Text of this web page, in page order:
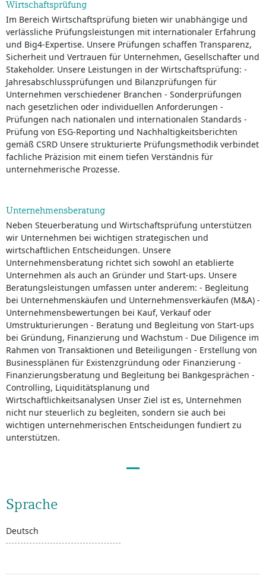
Wirtschaftsprüfung
Im Bereich Wirtschaftsprüfung bieten wir unabhängige und
verlässliche Prüfungsleistungen mit internationaler Erfahrung
und Big4-Expertise. Unsere Prüfungen schaffen Transparenz,
Sicherheit und Vertrauen für Unternehmen, Gesellschafter und
Stakeholder. Unsere Leistungen in der Wirtschaftsprüfung: -
Jahresabschlussprüfungen und Bilanzprüfungen für
Unternehmen verschiedener Branchen - Sonderprüfungen
nach gesetzlichen oder individuellen Anforderungen -
Prüfungen nach nationalen und internationalen Standards -
Prüfung von ESG-Reporting und Nachhaltigkeitsberichten
gemäß CSRD Unsere strukturierte Prüfungsmethodik verbindet
fachliche Präzision mit einem tiefen Verständnis für
unternehmerische Prozesse.
Unternehmensberatung
Neben Steuerberatung und Wirtschaftsprüfung unterstützen
wir Unternehmen bei wichtigen strategischen und
wirtschaftlichen Entscheidungen. Unsere
Unternehmensberatung richtet sich sowohl an etablierte
Unternehmen als auch an Gründer und Start-ups. Unsere
Beratungsleistungen umfassen unter anderem: - Begleitung
bei Unternehmenskäufen und Unternehmensverkäufen (M&A) -
Unternehmensbewertungen bei Kauf, Verkauf oder
Umstrukturierungen - Beratung und Begleitung von Start-ups
bei Gründung, Finanzierung und Wachstum - Due Diligence im
Rahmen von Transaktionen und Beteiligungen - Erstellung von
Businessplänen für Existenzgründung oder Finanzierung -
Finanzierungsberatung und Begleitung bei Bankgesprächen -
Controlling, Liquiditätsplanung und
Wirtschaftlichkeitsanalysen Unser Ziel ist es, Unternehmen
nicht nur steuerlich zu begleiten, sondern sie auch bei
wichtigen unternehmerischen Entscheidungen fundiert zu
unterstützen.
Sprache
Deutsch